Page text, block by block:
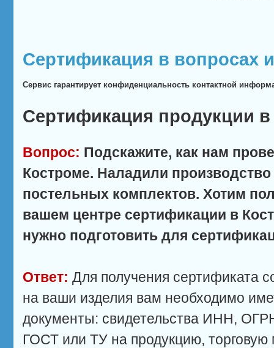
Сертификация в вопросах
Сервис гарантирует конфиденциальность контактной
Сертификация продукции
Вопрос: Подскажите, как нам
Костроме. Наладили
постельных комплектов. Хотим
вашем центре сертификации в
нужно подготовить для
Ответ: Для получения сертификата
на ваши изделия вам необходимо
документы: свидетельства ИНН,
ГОСТ или ТУ на продукцию, торговую